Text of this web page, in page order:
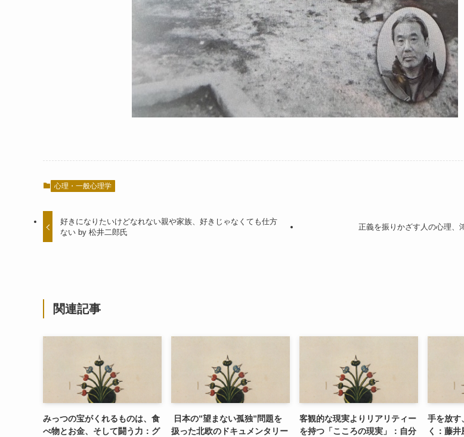
心理・一般心理学
好きになりたいけどなれない親や家族、好きじゃなくても仕方
ない by 松井二郎氏
正義を振りかざす人の心理、
関連記事
みっつの宝がくれるものは、食
べ物とお金、そして闘う力：グ
日本の”望まない孤独”問題を
扱った北欧のドキュメンタリー
客観的な現実よりリアリティー
を持つ「こころの現実」：自分
手を放す
く：藤